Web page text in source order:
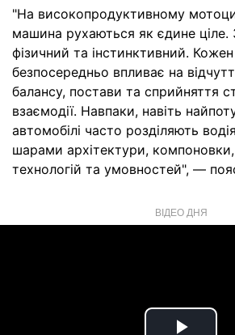
"На високопродуктивному
машина рухаються як єдине ціле.
фізичний та інстинктивний. Кожен
безпосередньо впливає на
балансу, постави та сприйняття
взаємодії. Навпаки, навіть
автомобілі часто розділяють
шарами архітектури,
технологій та умовностей", —
ВІДЕО ДНЯ